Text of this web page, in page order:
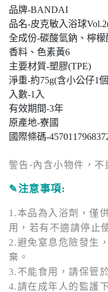
品牌-BANDAI
品名-皮克敏入浴球
全成份-碳酸氫鈉、檸檬
香料、色素黃6
主要材質-塑膠(TPE)
淨重-約75g(含小公仔1
入數-1入
有效期間-3年
原產地-寮國
國際條碼-
警告-內含小物件，不
✎注意事項:
1.本品為入浴劑，僅
用，若有不適請停止
2.避免窒息危險發生
棄。
3.不能食用，請保管
4.請在成年人的監護